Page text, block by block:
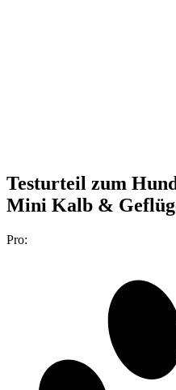
Testurteil zum
Mini Kalb &
Pro: